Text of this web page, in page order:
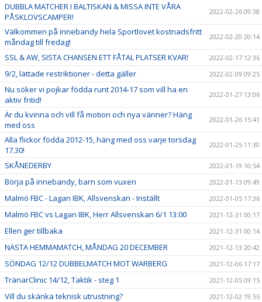
DUBBLA MATCHER I BALTISKAN & MISSA INTE VÅRA
PÅSKLOVSCAMPER!
2022-02-26 09:38
Välkommen på innebandy hela Sportlovet kostnadsfritt
måndag till fredag!
2022-02-20 20:14
SSL & AW, SISTA CHANSEN ETT FÅTAL PLATSER KVAR! 2022-02-17 12:36
9/2, lättade restriktioner - detta gäller 2022-02-09 09:25
Nu söker vi pojkar födda runt 2014-17 som vill ha en
aktiv fritid!
2022-01-27 13:06
Är du kvinna och vill få motion och nya vänner? Häng
med oss
2022-01-26 15:41
Alla flickor födda 2012-15, häng med oss varje torsdag
17.30!
2022-01-25 11:30
SKÅNEDERBY 2022-01-19 10:54
Börja på innebandy, barn som vuxen 2022-01-13 09:49
Malmö FBC - Lagan IBK, Allsvenskan - Inställt 2022-01-05 17:36
Malmö FBC vs Lagan IBK, Herr Allsvenskan 6/1 13:00 2021-12-31 00:17
Ellen ger tillbaka 2021-12-31 00:14
NÄSTA HEMMAMATCH, MÅNDAG 20 DECEMBER 2021-12-13 20:42
SÖNDAG 12/12 DUBBELMATCH MOT WARBERG 2021-12-06 17:17
TränarClinic 14/12, Taktik - steg 1 2021-12-05 09:15
Vill du skänka teknisk utrustning? 2021-12-02 19:55